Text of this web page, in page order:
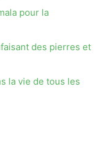
pour la
des pierres et
la vie de tous les